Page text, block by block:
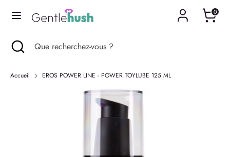
0
LangueFrançais
Recherche
Que
vous
Recherche
Que
?
Fermer
Accueil EROS POWER LINE - POWER TOYLUBE 125 ML